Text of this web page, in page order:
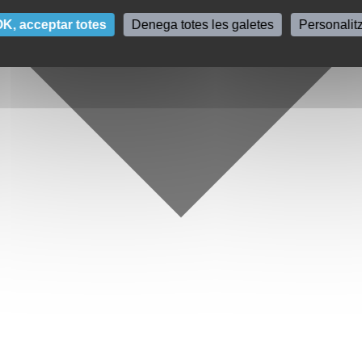
acceptar totes Denega totes les galetes